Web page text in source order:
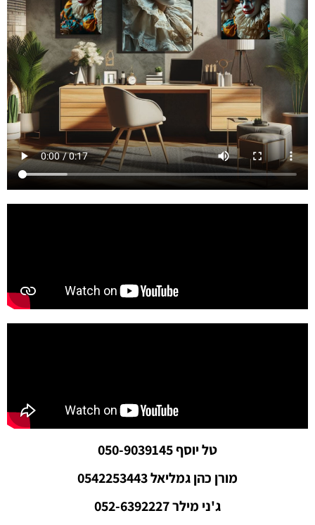
טל יוסף 050-9039145
מורן כהן גמליאל 0542253443
ג'ני מילר 052-6392227